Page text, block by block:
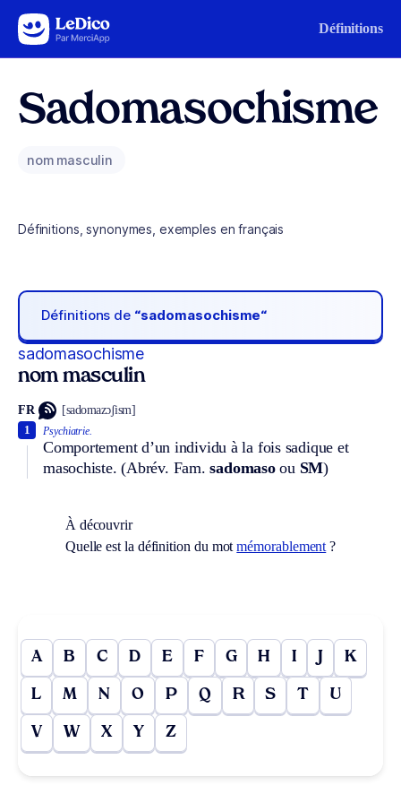
Aller au contenu Définitions
Sadomasochisme
nom masculin
Définitions, synonymes, exemples en français
Définitions de “sadomasochisme“
sadomasochisme
nom masculin
FR [sadomazɔʃism]
Psychiatrie.
Comportement d’un individu à la fois sadique et
masochiste. (Abrév. Fam. sadomasoou SM)
1
À découvrir
Quelle est la définition du motmémorablement ?
A B C D E F G H I J K
L M N O P Q R S T U
V W X Y Z